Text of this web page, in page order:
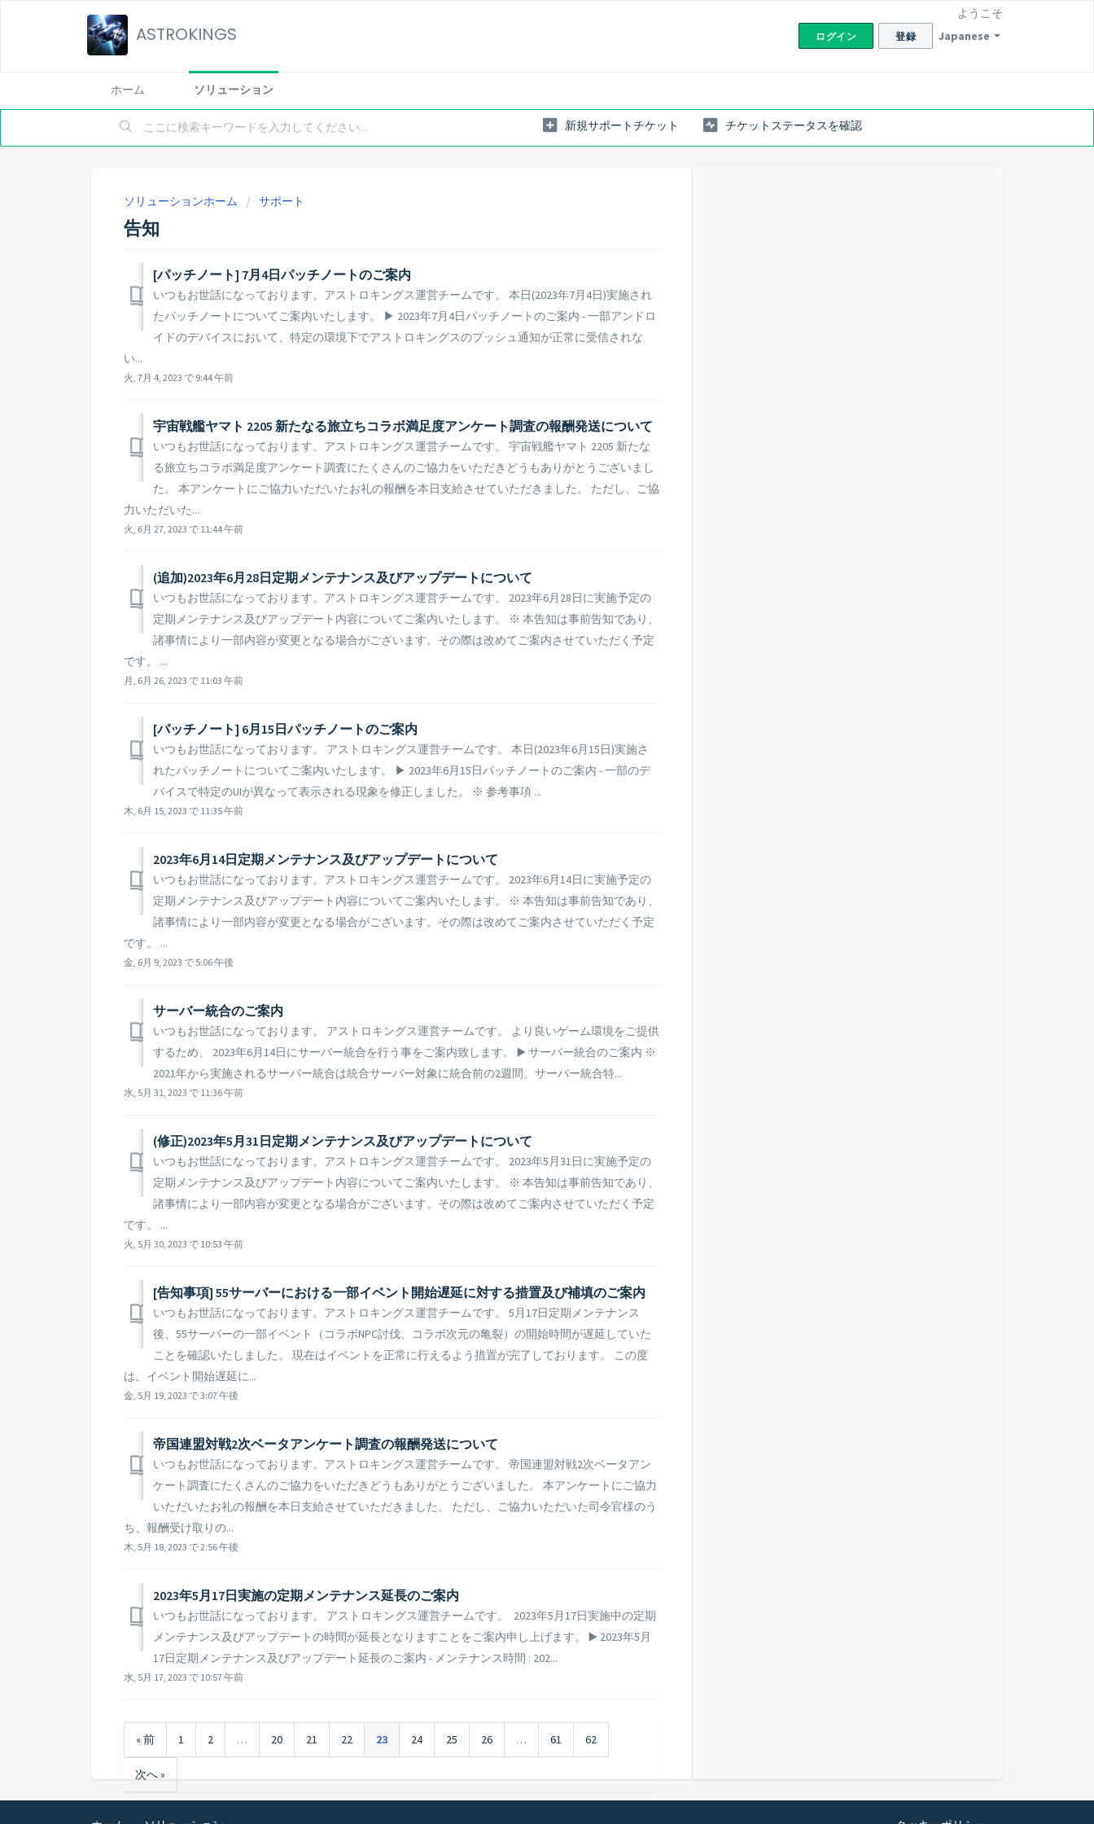
ASTROKINGS Japanese
ようこそ
ログイン 登録
ホーム ソリューション
新規サポートチケット チケットステータスを確認
ソリューションホーム サポート
告知
[パッチノート] 7月4日パッチノートのご案内
いつもお世話になっております。アストロキングス運営チームです。 本日(2023年7月4日)実施され
たパッチノートについてご案内いたします。 ▶ 2023年7月4日パッチノートのご案内 - 一部アンドロ
イドのデバイスにおいて、特定の環境下でアストロキングスのプッシュ通知が正常に受信されな
い...
火, 7月 4, 2023 で 9:44 午前
宇宙戦艦ヤマト 2205 新たなる旅立ちコラボ満足度アンケート調査の報酬発送について
いつもお世話になっております。アストロキングス運営チームです。 宇宙戦艦ヤマト 2205 新たな
る旅立ちコラボ満足度アンケート調査にたくさんのご協力をいただきどうもありがとうございまし
た。 本アンケートにご協力いただいたお礼の報酬を本日支給させていただきました。 ただし、ご協
力いただいた...
火, 6月 27, 2023 で 11:44 午前
(追加)2023年6月28日定期メンテナンス及びアップデートについて
いつもお世話になっております。アストロキングス運営チームです。 2023年6月28日に実施予定の
定期メンテナンス及びアップデート内容についてご案内いたします。 ※ 本告知は事前告知であり、
諸事情により一部内容が変更となる場合がございます。その際は改めてご案内させていただく予定
です。 ...
月, 6月 26, 2023 で 11:03 午前
[パッチノート] 6月15日パッチノートのご案内
いつもお世話になっております。 アストロキングス運営チームです。 本日(2023年6月15日)実施さ
れたパッチノートについてご案内いたします。 ▶ 2023年6月15日パッチノートのご案内 - 一部のデ
バイスで特定のUIが異なって表示される現象を修正しました。 ※ 参考事項 ...
木, 6月 15, 2023 で 11:35 午前
2023年6月14日定期メンテナンス及びアップデートについて
いつもお世話になっております。アストロキングス運営チームです。 2023年6月14日に実施予定の
定期メンテナンス及びアップデート内容についてご案内いたします。 ※ 本告知は事前告知であり、
諸事情により一部内容が変更となる場合がございます。その際は改めてご案内させていただく予定
です。 ...
金, 6月 9, 2023 で 5:06 午後
サーバー統合のご案内​
いつもお世話になっております。 アストロキングス運営チームです。 より良いゲーム環境をご提供
するため、 2023年6月14日にサーバー統合を行う事をご案内致します。 ▶️ サーバー統合のご案内 ※
2021年から実施されるサーバー統合は統合サーバー対象に統合前の2週間、サーバー統合特...
水, 5月 31, 2023 で 11:36 午前
(修正)2023年5月31日定期メンテナンス及びアップデートについて
いつもお世話になっております。アストロキングス運営チームです。 2023年5月31日に実施予定の
定期メンテナンス及びアップデート内容についてご案内いたします。 ※ 本告知は事前告知であり、
諸事情により一部内容が変更となる場合がございます。その際は改めてご案内させていただく予定
です。 ...
火, 5月 30, 2023 で 10:53 午前
[告知事項] 55サーバーにおける一部イベント開始遅延に対する措置及び補填のご案内
いつもお世話になっております。アストロキングス運営チームです。 5月17日定期メンテナンス
後、55サーバーの一部イベント（コラボNPC討伐、コラボ次元の亀裂）の開始時間が遅延していた
ことを確認いたしました。 現在はイベントを正常に行えるよう措置が完了しております。 この度
は、イベント開始遅延に...
金, 5月 19, 2023 で 3:07 午後
帝国連盟対戦2次ベータアンケート調査の報酬発送について
いつもお世話になっております。アストロキングス運営チームです。 帝国連盟対戦2次ベータアン
ケート調査にたくさんのご協力をいただきどうもありがとうございました。 本アンケートにご協力
いただいたお礼の報酬を本日支給させていただきました。 ただし、ご協力いただいた司令官様のう
ち、報酬受け取りの...
木, 5月 18, 2023 で 2:56 午後
2023年5月17日実施の定期メンテナンス延長のご案内
いつもお世話になっております。 アストロキングス運営チームです。 2023年5月17日実施中の定期
メンテナンス及びアップデートの時間が延長となりますことをご案内申し上げます。 ▶️ 2023年5月
17日定期メンテナンス及びアップデート延長のご案内 - メンテナンス時間 : 202...
水, 5月 17, 2023 で 10:57 午前
« 前 1 2 … 20 21 22 23 24 25 26 … 61 62
次へ »